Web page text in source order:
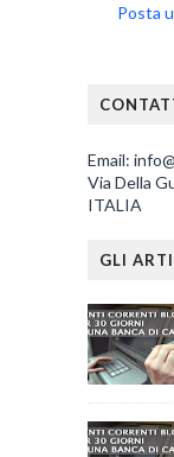
Posta
Email:
Via Della
ITALIA
GLI